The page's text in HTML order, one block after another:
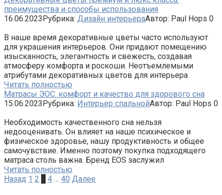
преимущества и способы использования
16.06.2023Рубрика: Дизайн интерьераАвтор: Paul Hops 0
В наше время декоративные цветы часто используют
для украшения интерьеров. Они придают помещению
изысканность, элегантность и свежесть, создавая
атмосферу комфорта и роскоши. Неотъемлемыми
атрибутами декоративных цветов для интерьера
Читать полностью
Матрасы ЭОС: комфорт и качество для здорового сна
15.06.2023Рубрика: Интерьер спальнойАвтор: Paul Hops 0
Необходимость качественного сна нельзя
недооценивать. Он влияет на наше психическое и
физическое здоровье, нашу продуктивность и общее
самочувствие. Именно поэтому покупка подходящего
матраса столь важна. Бренд EOS заслужил
Читать полностью
Навигация
Назад 1 2 4 … 40 Далее